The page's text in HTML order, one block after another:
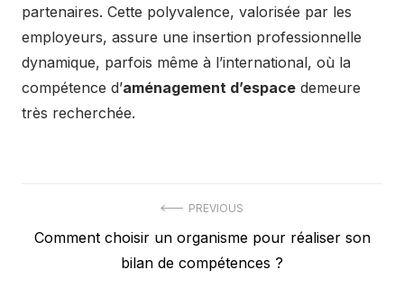
partenaires. Cette polyvalence, valorisée par les
employeurs, assure une insertion professionnelle
dynamique, parfois même à l’international, où la
compétence d’aménagement d’espace demeure
très recherchée.
de
PREVIOUS
Previous
Comment choisir un organisme pour réaliser son
bilan de compétences ?